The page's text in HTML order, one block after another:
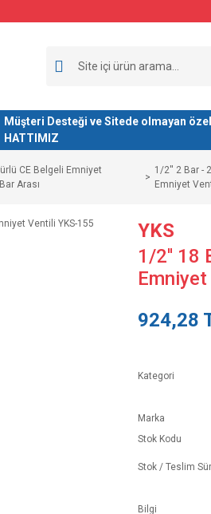
Müşteri Desteği ve Sitede olmayan
HATTIMIZ
CE Belgeli Emniyet
Arası
1/2'' 2 Bar -
Emniyet
YKS
1/2'' 18
924,28
Kategori
Marka
Stok Kodu
Stok / Teslim
Bilgi